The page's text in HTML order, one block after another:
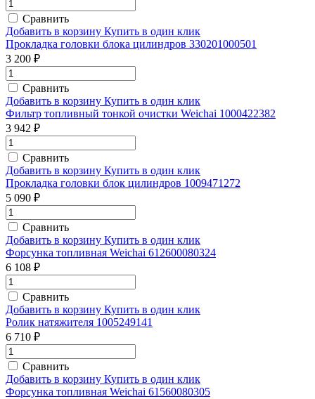
Сравнить
Добавить в корзину Купить в один клик
Прокладка головки блока цилиндров 330201000501
3 200 ₽
Сравнить
Добавить в корзину Купить в один клик
Фильтр топливный тонкой очистки Weichai 1000422382
3 942 ₽
Сравнить
Добавить в корзину Купить в один клик
Прокладка головки блок цилиндров 1009471272
5 090 ₽
Сравнить
Добавить в корзину Купить в один клик
Форсунка топливная Weichai 612600080324
6 108 ₽
Сравнить
Добавить в корзину Купить в один клик
Ролик натяжителя 1005249141
6 710 ₽
Сравнить
Добавить в корзину Купить в один клик
Форсунка топливная Weichai 61560080305